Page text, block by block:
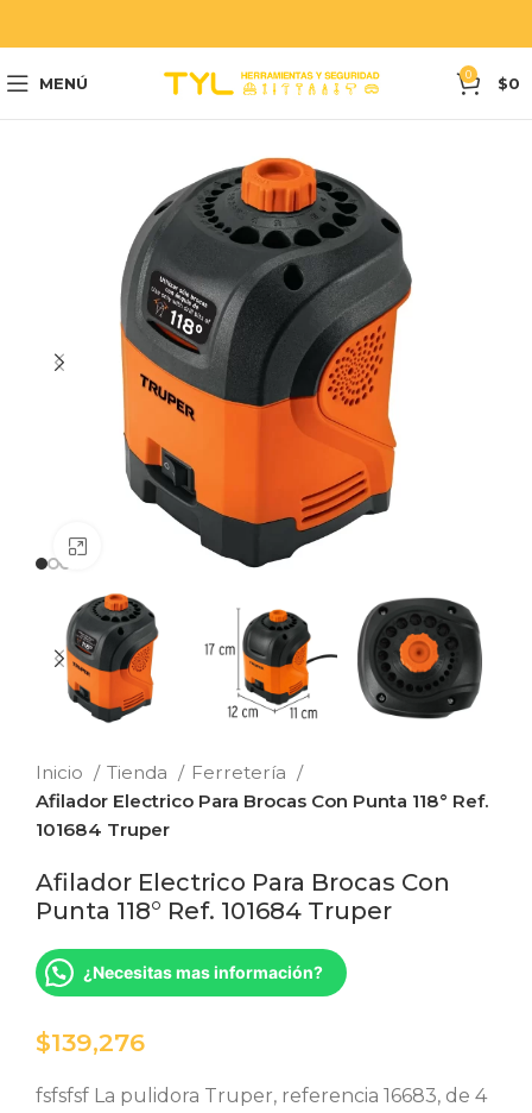
MENÚ 0 $0
Clic para ampliar
Inicio Tienda
Ferretería
Afilador Electrico Para Brocas Con Punta 118° Ref.
101684 Truper
Afilador Electrico Para Brocas Con
Punta 118° Ref. 101684 Truper
¿Necesitas mas información?
$
fsfsfsf La pulidora Truper, referencia 16683, de 4